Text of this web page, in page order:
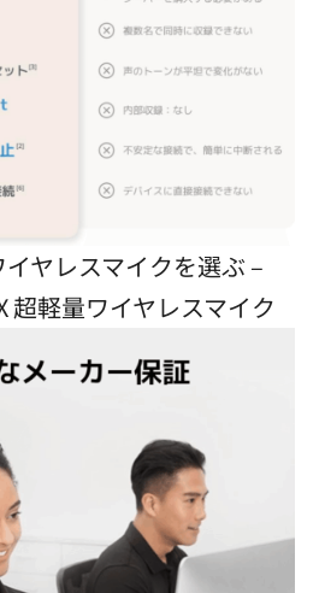
ヤレスマイクを選ぶ –
超軽量ワイヤレスマイク